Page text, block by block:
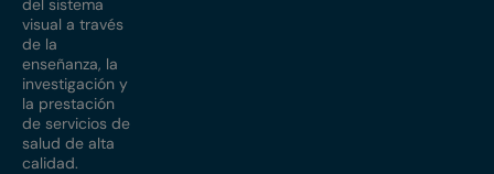
del sistema
visual a través
de la
enseñanza, la
investigación y
la prestación
de servicios de
salud de alta
calidad.